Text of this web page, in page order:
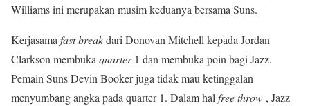
Williams ini merupakan musim keduanya bersama Suns.
Kerjasamafast breakdari Donovan Mitchell kepada Jordan
Clarkson membukaquarter1 dan membuka poin bagi Jazz.
Pemain Suns Devin Booker juga tidak mau ketinggalan
menyumbang angka pada quarter 1. Dalam halfree throw , Jazz